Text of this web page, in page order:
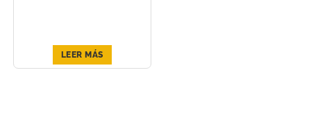
LEER MÁS